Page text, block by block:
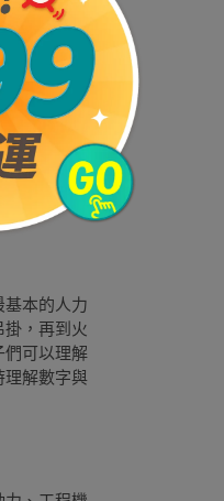
量尺、裁
者最重要
要的專業
本的人力
，再到火
們可以理解
理解數字與